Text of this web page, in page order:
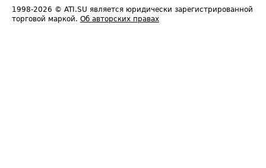
1998-2026 © ATI.SU является юридически зарегистрированной
торговой маркой. Об авторских правах